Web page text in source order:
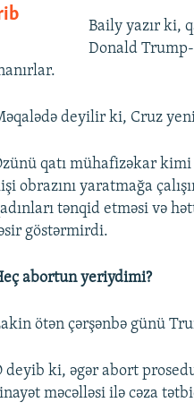
Baily yazır ki,
Donald Trump-
deyilir ki, Cruz
qatı mühafizəkar
obrazını yaratmağa
tənqid etməsi və
göstərmirdi.
abortun yeriydimi?
ötən çərşənbə günü
deyib ki, əgər abort
məcəlləsi ilə cəza